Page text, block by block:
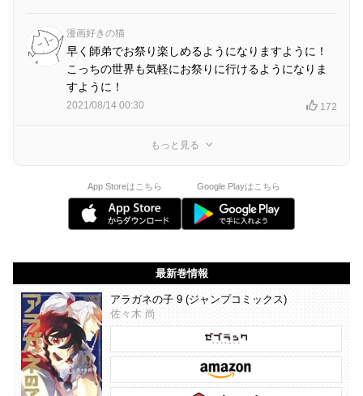
漫画好きの猫
早く師弟でお祭り楽しめるようになりますように！
こっちの世界も気軽にお祭りに行けるようになりま
すように！
2021/08/14 00:30 172
もっと見る
App Storeはこちら Google Playはこちら
最新巻情報
アラガネの子 9 (ジャンプコミックス)
佐々木 尚